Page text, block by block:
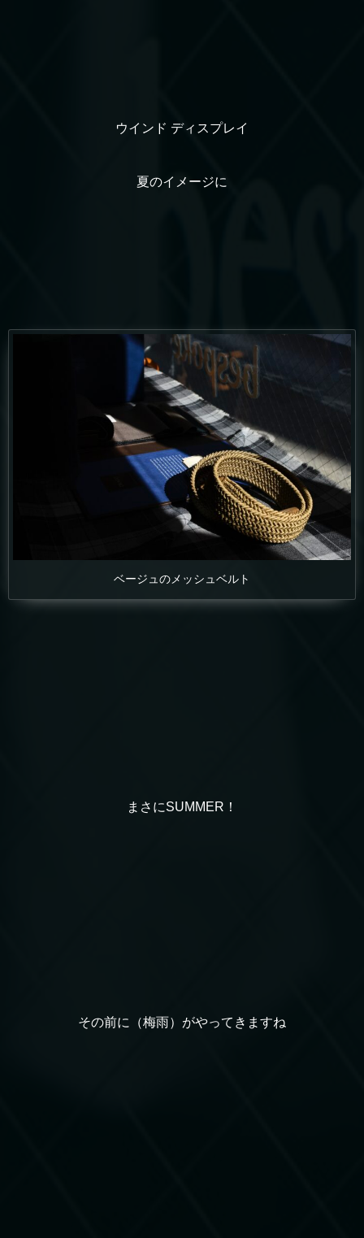
ウインド ディスプレイ
夏のイメージに
ベージュのメッシュベルト
まさにSUMMER！
その前に（梅雨）がやってきますね